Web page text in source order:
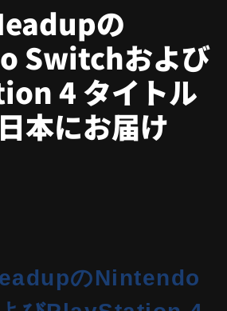
の
Switchおよび
4 タイトル
本にお届け
のNintendo